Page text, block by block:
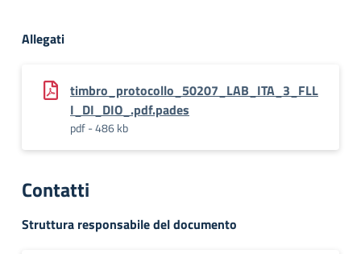
Allegati
timbro_protocollo_50207_LAB_ITA_3_FLL
I_DI_DIO_.pdf.pades
pdf - 486 kb
Contatti
Struttura responsabile del documento